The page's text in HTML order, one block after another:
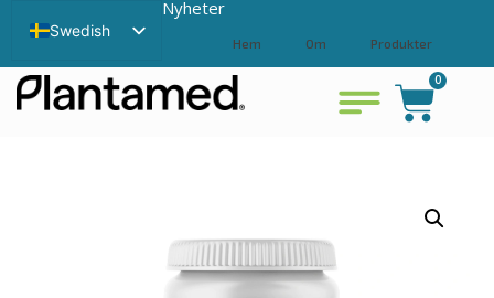
0
Hem Om Produkter
Bli återförsäljare Visa varukorg
Swedish
English
Chinese
Nyheter